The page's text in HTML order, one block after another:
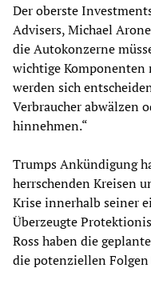
Der oberste
Advisers, Michael
die Autokonzerne
wichtige Komponenten
werden sich
Verbraucher abwälzen
hinnehmen.“
Trumps Ankündigung
herrschenden Kreisen
Krise innerhalb seiner
Überzeugte
Ross haben die
die potenziellen